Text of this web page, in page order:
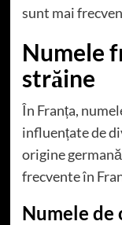
sunt mai
Numele
străine
În Franța,
influențate de
origine
frecvente în
Numele de